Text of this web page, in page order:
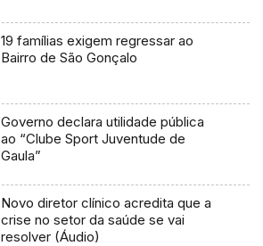
19 famílias exigem regressar ao
Bairro de São Gonçalo
Governo declara utilidade pública
ao “Clube Sport Juventude de
Gaula”
Novo diretor clínico acredita que a
crise no setor da saúde se vai
resolver (Áudio)